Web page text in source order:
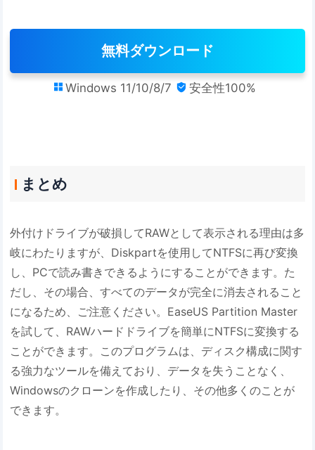
無料ダウンロード
 Windows 11/10/8/7  安全性100%
まとめ
外付けドライブが破損してRAWとして表示される理由は多
岐にわたりますが、Diskpartを使用してNTFSに再び変換
し、PCで読み書きできるようにすることができます。た
だし、その場合、すべてのデータが完全に消去されること
になるため、ご注意ください。EaseUS Partition Master
を試して、RAWハードドライブを簡単にNTFSに変換する
ことができます。このプログラムは、ディスク構成に関す
る強力なツールを備えており、データを失うことなく、
Windowsのクローンを作成したり、その他多くのことが
できます。